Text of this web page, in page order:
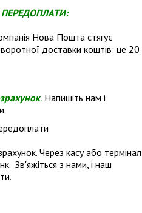
Нова Пошта стягує
доставки коштів: це 20
. Напишіть нам і
Через касу або термінал
Зв'яжіться з нами, і наш